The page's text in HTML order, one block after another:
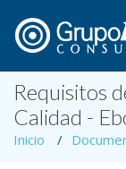
Requisitos
Calidad -
Inicio